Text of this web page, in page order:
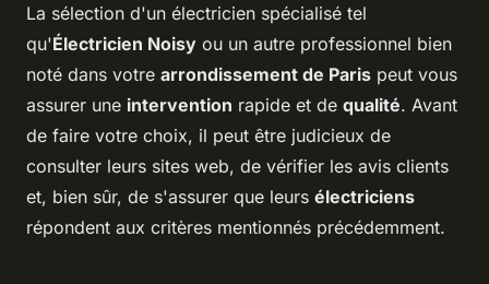
La sélection d'un électricien spécialisé tel
qu'Électricien Noisy ou un autre professionnel bien
noté dans votre arrondissement de Paris peut vous
assurer une intervention rapide et de qualité. Avant
de faire votre choix, il peut être judicieux de
consulter leurs sites web, de vérifier les avis clients
et, bien sûr, de s'assurer que leurs électriciens
répondent aux critères mentionnés précédemment.